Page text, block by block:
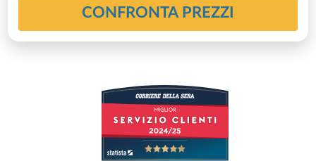
CONFRONTA PREZZI